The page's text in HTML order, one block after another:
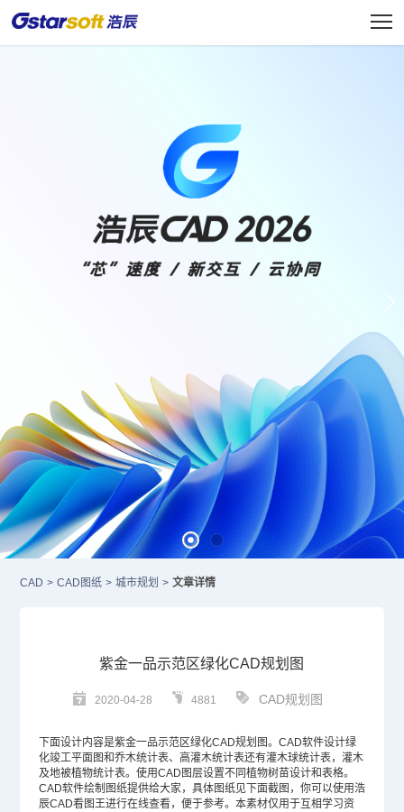
CAD > CAD图纸 > 城市规划 > 文章详情
紫金一品示范区绿化CAD规划图
2020-04-28 4881 CAD规划图
下面设计内容是紫金一品示范区绿化CAD规划图。 CAD软件设计绿
化竣工平面图和乔木统计表、高灌木统计表还有灌木球统计表，灌木
及地被植物统计表。使用CAD图层设置不同植物树苗设计和表格。
CAD软件绘制图纸提供给大家，具体图纸见下面截图，你可以使用浩
辰CAD看图王进行在线查看，便于参考。本素材仅用于互相学习资